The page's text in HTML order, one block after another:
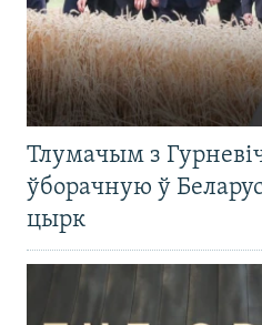
Тлумачым з
ўборачную ў
цырк